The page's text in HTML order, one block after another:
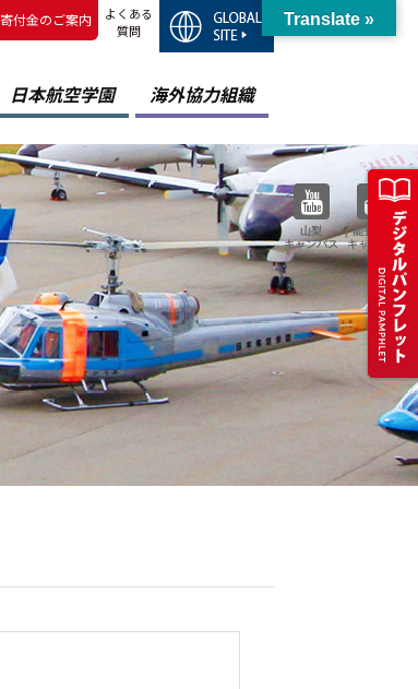
寄付金のご案内
よくある
質問
日本航空学園 海外協力組織
山梨
キャンパス
能登空港
キャンパス
Translate »